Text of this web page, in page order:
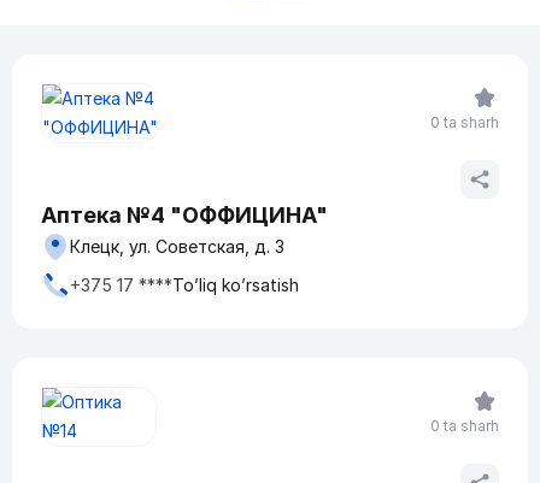
Аптека №4 "ОФФИЦИНА"
Клецк, ул. Советская, д. 3
+375 17 ****To’liq ko’rsatish
0 ta sharh
0 ta sharh